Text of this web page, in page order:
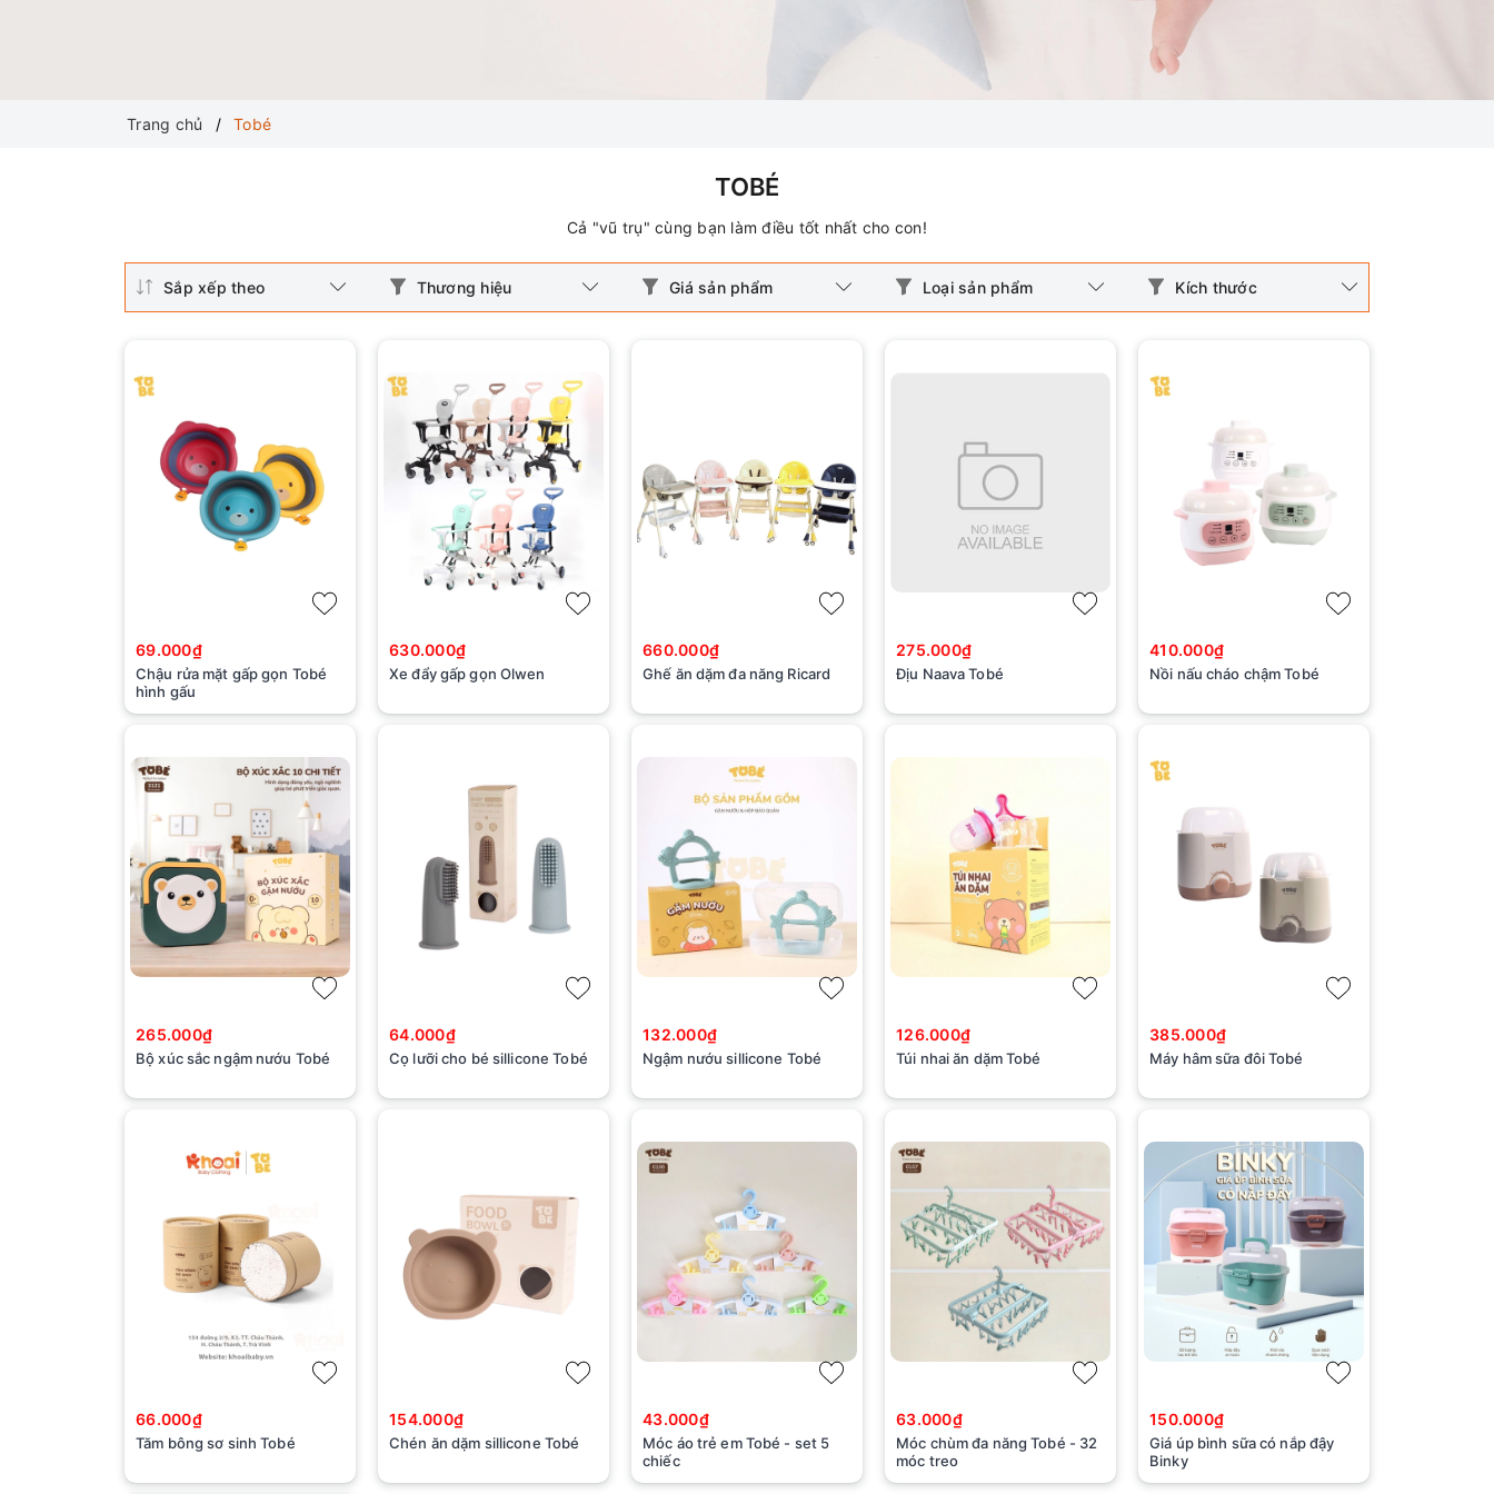
Trang chủ Tobé
TOBÉ
Cả "vũ trụ" cùng bạn làm điều tốt nhất cho con!
Sắp xếp theo Thương hiệu Giá sản phẩm Loại sản phẩm Kích thước
69.000₫
Chậu rửa mặt gấp gọn Tobé
hình gấu
630.000₫
Xe đẩy gấp gọn Olwen
660.000₫
Ghế ăn dặm đa năng Ricard
275.000₫
Địu Naava Tobé
410.000₫
Nồi nấu cháo chậm Tobé
265.000₫
Bộ xúc sắc ngậm nướu Tobé
64.000₫
Cọ lưỡi cho bé sillicone Tobé
132.000₫
Ngậm nướu sillicone Tobé
126.000₫
Túi nhai ăn dặm Tobé
385.000₫
Máy hâm sữa đôi Tobé
66.000₫
Tăm bông sơ sinh Tobé
154.000₫
Chén ăn dặm sillicone Tobé
43.000₫
Móc áo trẻ em Tobé - set 5
chiếc
63.000₫
Móc chùm đa năng Tobé - 32
móc treo
150.000₫
Giá úp bình sữa có nắp đậy
Binky